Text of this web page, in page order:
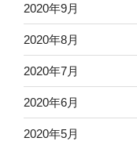
2020年9月
2020年8月
2020年7月
2020年6月
2020年5月